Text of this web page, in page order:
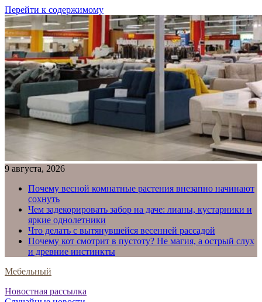
Перейти к содержимому
9 августа, 2026
Почему весной комнатные растения внезапно начинают
сохнуть
Чем задекорировать забор на даче: лианы, кустарники и
яркие однолетники
Что делать с вытянувшейся весенней рассадой
Почему кот смотрит в пустоту? Не магия, а острый слух
и древние инстинкты
Мебельный
Новостная рассылка